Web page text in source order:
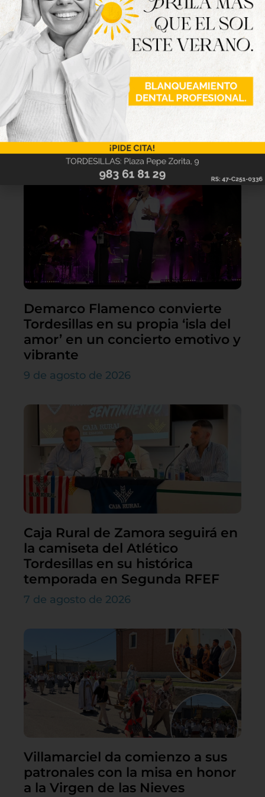
Lo último
Demarco Flamenco convierte
Tordesillas en su propia ‘isla del
amor’ en un concierto emotivo y
vibrante
9 de agosto de 2026
Caja Rural de Zamora seguirá en
la camiseta del Atlético
Tordesillas en su histórica
temporada en Segunda RFEF
7 de agosto de 2026
Villamarciel da comienzo a sus
patronales con la misa en honor
a la Virgen de las Nieves